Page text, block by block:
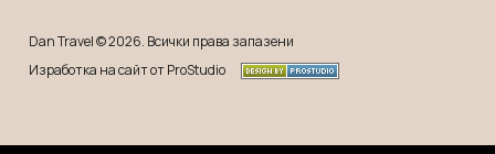
Dan Travel © 2026. Всички права запазени
Изработка на сайт от ProStudio